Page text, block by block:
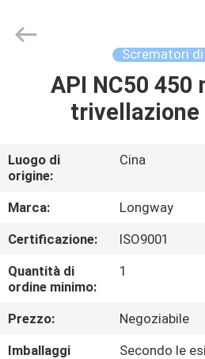
CASA.
VIDEO
DI
NOI
VISITA
ALLA
Drill
Scrematori di
API NC50 450
trivellazione
Luogo di
origine:
Cina
Marca:
Longway
Certificazione:
ISO9001
Quantità di
ordine minimo:
1
Prezzo:
Negoziabile
Imballaggi
Secondo le